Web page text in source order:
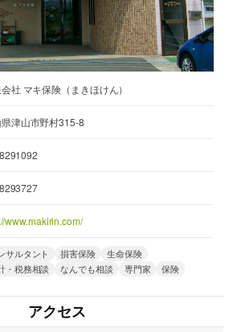
社 マキ保険（まきほけん）
津山市野村315-8
www.makirin.com/
サルタント 損害保険
生命保険
・税務相談
なんでも相談 専門家 保険
アクセス